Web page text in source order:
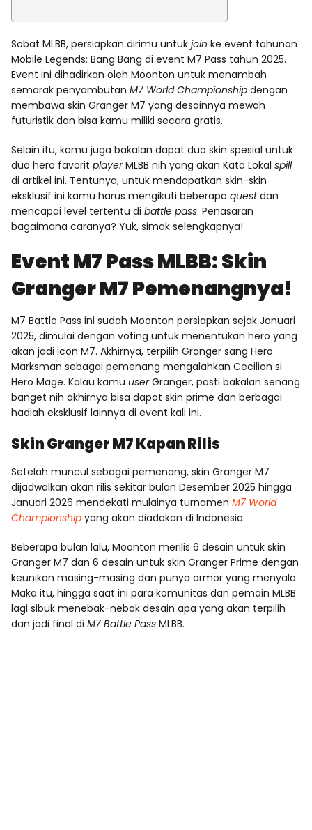
Sobat MLBB, persiapkan dirimu untuk join ke event tahunan
Mobile Legends: Bang Bang di event M7 Pass tahun 2025.
Event ini dihadirkan oleh Moonton untuk menambah
semarak penyambutan M7 World Championship dengan
membawa skin Granger M7 yang desainnya mewah
futuristik dan bisa kamu miliki secara gratis.
Selain itu, kamu juga bakalan dapat dua skin spesial untuk
dua hero favorit playerMLBB nih yang akan Kata Lokal spill
di artikel ini. Tentunya, untuk mendapatkan skin-skin
eksklusif ini kamu harus mengikuti beberapa questdan
mencapai level tertentu di battle pass. Penasaran
bagaimana caranya? Yuk, simak selengkapnya!
Event M7 Pass MLBB: Skin
Granger M7 Pemenangnya!
M7 Battle Pass ini sudah Moonton persiapkan sejak Januari
2025, dimulai dengan voting untuk menentukan hero yang
akan jadi icon M7. Akhirnya, terpilih Granger sang Hero
Marksman sebagai pemenang mengalahkan Cecilion si
Hero Mage. Kalau kamu userGranger, pasti bakalan senang
banget nih akhirnya bisa dapat skin prime dan berbagai
hadiah eksklusif lainnya di event kali ini.
Skin Granger M7 Kapan Rilis
Setelah muncul sebagai pemenang, skin Granger M7
dijadwalkan akan rilis sekitar bulan Desember 2025 hingga
Januari 2026 mendekati mulainya turnamen M7 World
Championship yang akan diadakan di Indonesia.
Beberapa bulan lalu, Moonton merilis 6 desain untuk skin
Granger M7 dan 6 desain untuk skin Granger Prime dengan
keunikan masing-masing dan punya armor yang menyala.
Maka itu, hingga saat ini para komunitas dan pemain MLBB
lagi sibuk menebak-nebak desain apa yang akan terpilih
dan jadi final di M7 Battle Pass MLBB.